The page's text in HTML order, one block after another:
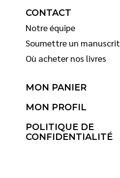
CONTACT
Notre équipe
Soumettre un manuscrit
Où acheter nos livres
MON PANIER
MON PROFIL
POLITIQUE DE
CONFIDENTIALITÉ